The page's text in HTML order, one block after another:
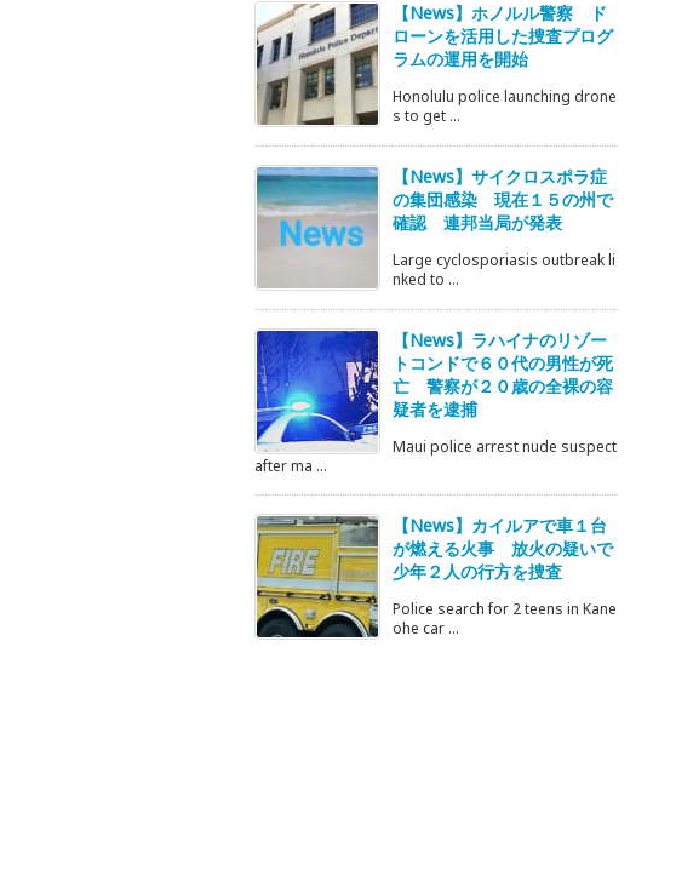
【News】ホノルル警察 ド
ローンを活用した捜査プログ
ラムの運用を開始
Honolulu police launching drone
s to get ...
【News】サイクロスポラ症
の集団感染 現在１５の州で
確認 連邦当局が発表
Large cyclosporiasis outbreak li
nked to ...
【News】ラハイナのリゾー
トコンドで６０代の男性が死
亡 警察が２０歳の全裸の容
疑者を逮捕
Maui police arrest nude suspect
after ma ...
【News】カイルアで車１台
が燃える火事 放火の疑いで
少年２人の行方を捜査
Police search for 2 teens in Kane
ohe car ...